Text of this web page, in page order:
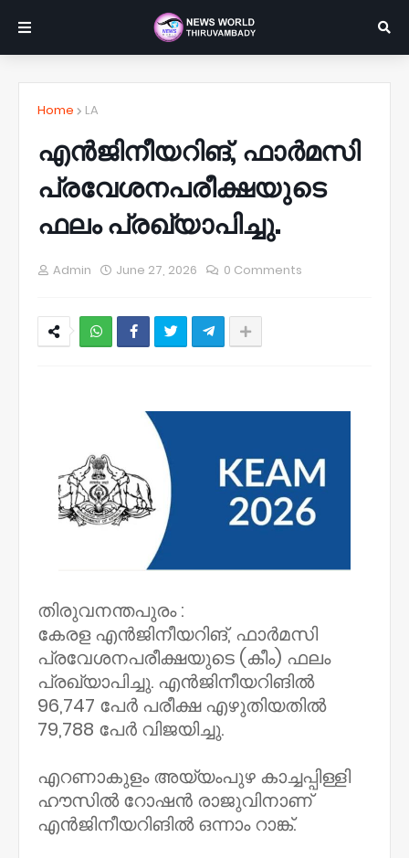
Home LA
എൻജിനീയറിങ്, ഫാർമസി
പ്രവേശനപരീക്ഷയുടെ
ഫലം പ്രഖ്യാപിച്ചു.
Admin June 27, 2026 0 Comments
തിരുവനന്തപുരം :
കേരള എൻജിനീയറിങ്, ഫാർമസി
പ്രവേശനപരീക്ഷയുടെ (കീം) ഫലം
പ്രഖ്യാപിച്ചു. എൻജിനീയറിങിൽ
96,747 പേർ പരീക്ഷ എഴുതിയതിൽ
79,788 പേർ വിജയിച്ചു.
എറണാകുളം അയ്യംപുഴ കാച്ചപ്പിള്ളി
ഹൗസിൽ റോഷൻ‌ രാജുവിനാണ്
എൻജിനീയറിങിൽ ഒന്നാം റാങ്ക്.